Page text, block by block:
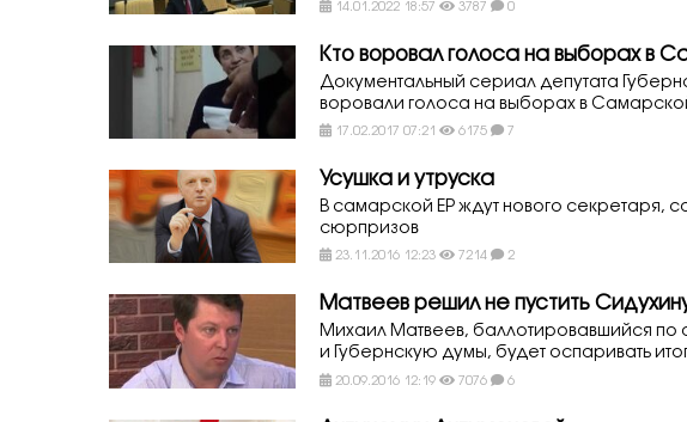
14.01.2022 18:57 3787 0
Кто воровал голоса на выборах в
Документальный сериал депутата
воровали голоса на выборах в
17.02.2017 07:21 6175 7
Усушка и утруска
В самарской ЕР ждут нового секретаря,
сюрпризов
23.11.2016 12:23 7214 2
Матвеев решил не пустить
Михаил Матвеев, баллотировавшийся по
и Губернскую думы, будет оспаривать
20.09.2016 12:19 7076 6